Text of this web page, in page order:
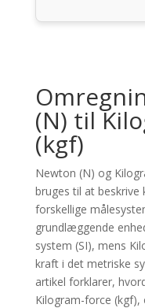
(N) til
(kgf)
Newton (N) og
bruges til at beskrive
forskellige
grundlæggende
system (SI), mens
kraft i det metriske
artikel forklarer,
Kilogram-force